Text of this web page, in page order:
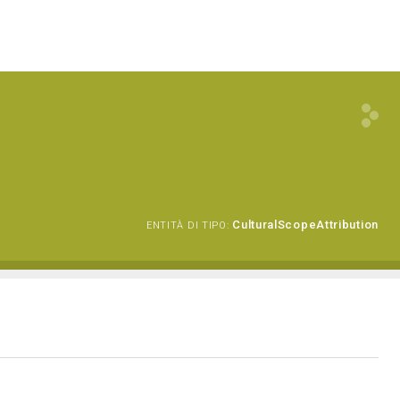
ENTITÀ DI TIPO: CulturalScopeAttribution